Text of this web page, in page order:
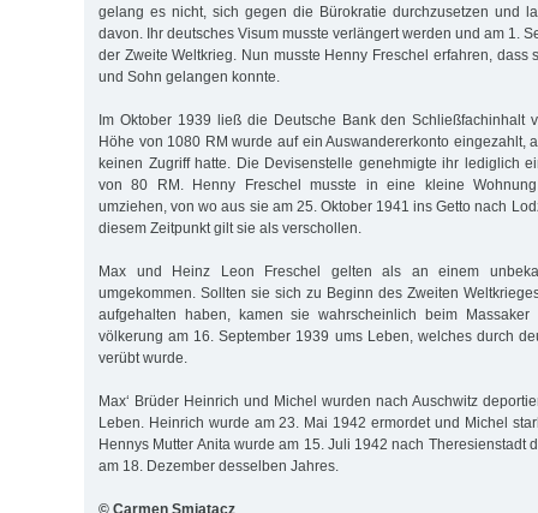
gelang es nicht, sich gegen die Bürokratie durchzusetzen und
davon. Ihr deutsches Visum musste verlängert werden und am 1.
der Zweite Weltkrieg. Nun musste Henny Freschel erfahren, dass
und Sohn gelangen konnte.
Im Oktober 1939 ließ die Deutsche Bank den Schließfachinhalt
Höhe von 1080 RM wurde auf ein Auswandererkonto eingezahlt,
keinen Zugriff hatte. Die Devisenstelle genehmigte ihr lediglich
von 80 RM. Henny Freschel musste in eine kleine
umziehen, von wo aus sie am 25. Oktober 1941 ins Getto nach
diesem Zeitpunkt gilt sie als verschollen.
Max und Heinz Leon Freschel gelten als an einem
umgekommen. Sollten sie sich zu Beginn des Zweiten
aufgehalten ha­ben, kamen sie wahrscheinlich beim
völkerung am 16. Sep­tember 1939 ums Leben, welches durch
verübt wurde.
Max‘ Brüder Heinrich und Michel wurden nach Auschwitz
Leben. Heinrich wurde am 23. Mai 1942 ermordet und Michel
Hennys Mut­ter Anita wurde am 15. Juli 1942 nach There­sien­stadt
am 18. Dezember desselben Jahres.
© Carmen Smiatacz